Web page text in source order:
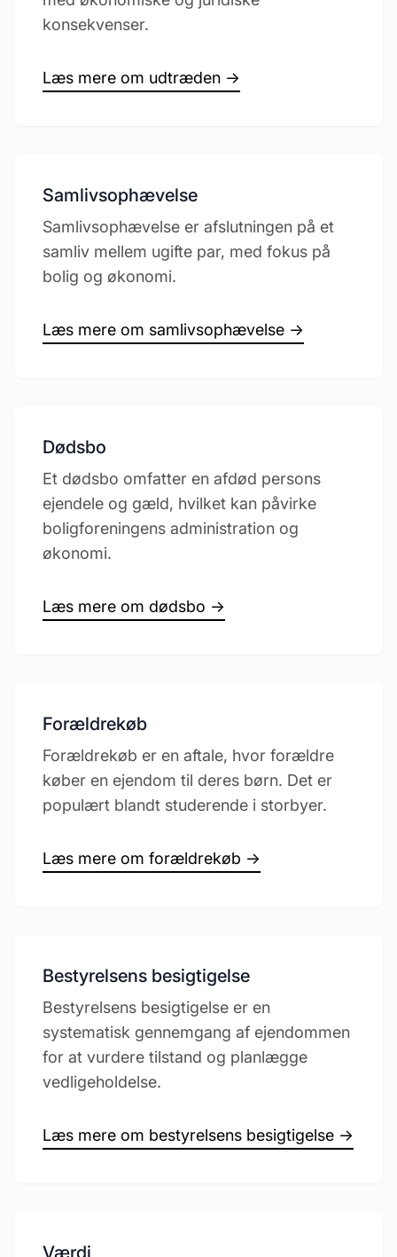
konsekvenser.
Læs mere om udtræden →
Samlivsophævelse
Samlivsophævelse er afslutningen på et
samliv mellem ugifte par, med fokus på
bolig og økonomi.
Læs mere om samlivsophævelse →
Dødsbo
Et dødsbo omfatter en afdød persons
ejendele og gæld, hvilket kan påvirke
boligforeningens administration og
økonomi.
Læs mere om dødsbo →
Forældrekøb
Forældrekøb er en aftale, hvor forældre
køber en ejendom til deres børn. Det er
populært blandt studerende i storbyer.
Læs mere om forældrekøb →
Bestyrelsens besigtigelse
Bestyrelsens besigtigelse er en
systematisk gennemgang af ejendommen
for at vurdere tilstand og planlægge
vedligeholdelse.
Læs mere om bestyrelsens besigtigelse →
Værdi